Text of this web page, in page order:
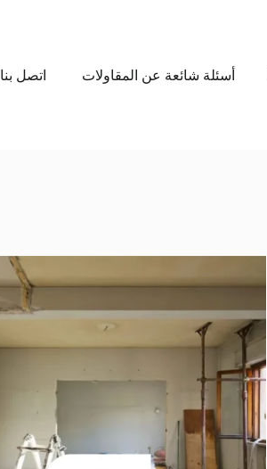
أسئلة شائعة عن المقاولات اتصل بنا